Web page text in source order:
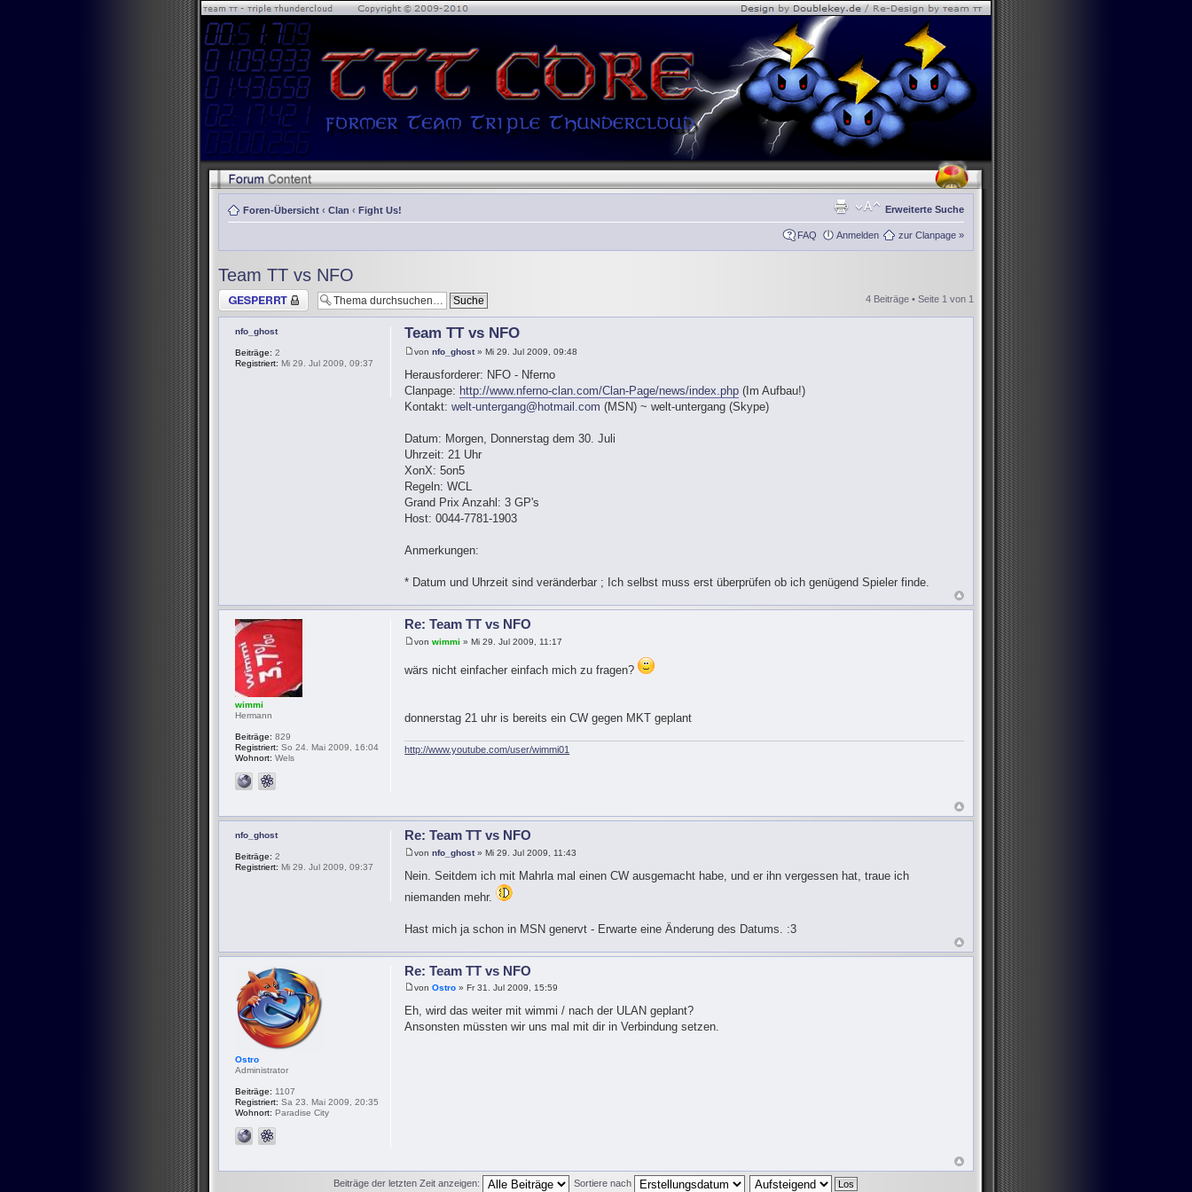
Foren-Übersicht ‹ Clan ‹ Fight Us! Erweiterte Suche
FAQ Anmelden zur Clanpage »
Team TT vs NFO
Thema gesperrt 4 Beiträge • Seite 1 von 1
Team TT vs NFO
vonnfo_ghost» Mi 29. Jul 2009, 09:48
Herausforderer: NFO - Nferno
Clanpage: http://www.nferno-clan.com/Clan-Page/news/index.php (Im Aufbau!)
Kontakt:welt-untergang@hotmail.com (MSN) ~ welt-untergang (Skype)
Datum: Morgen, Donnerstag dem 30. Juli
Uhrzeit: 21 Uhr
XonX: 5on5
Regeln: WCL
Grand Prix Anzahl: 3 GP's
Host: 0044-7781-1903
Anmerkungen:
* Datum und Uhrzeit sind veränderbar ; Ich selbst muss erst überprüfen ob ich genügend Spieler finde.
nfo_ghost
Beiträge: 2
Registriert: Mi 29. Jul 2009, 09:37
Re: Team TT vs NFO
vonwimmi » Mi 29. Jul 2009, 11:17
wärs nicht einfacher einfach mich zu fragen?
donnerstag 21 uhr is bereits ein CW gegen MKT geplant
http://www.youtube.com/user/wimmi01
wimmi
Hermann
Beiträge: 829
Registriert: So 24. Mai 2009, 16:04
Wohnort: Wels
Re: Team TT vs NFO
vonnfo_ghost» Mi 29. Jul 2009, 11:43
Nein. Seitdem ich mit Mahrla mal einen CW ausgemacht habe, und er ihn vergessen hat, traue ich
niemanden mehr.
Hast mich ja schon in MSN genervt - Erwarte eine Änderung des Datums. :3
nfo_ghost
Beiträge: 2
Registriert: Mi 29. Jul 2009, 09:37
Re: Team TT vs NFO
vonOstro » Fr 31. Jul 2009, 15:59
Eh, wird das weiter mit wimmi / nach der ULAN geplant?
Ansonsten müssten wir uns mal mit dir in Verbindung setzen.
Ostro
Administrator
Beiträge: 1107
Registriert: Sa 23. Mai 2009, 20:35
Wohnort: Paradise City
Beiträge der letzten Zeit anzeigen: Sortiere nach